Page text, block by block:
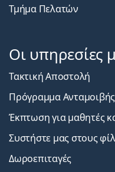
Τμήμα Πελατών
Οι υπηρεσίες
Τακτική Αποστολή
Πρόγραμμα Ανταμοιβής
Έκπτωση για μαθητές
Συστήστε μας στους
Δωροεπιταγές